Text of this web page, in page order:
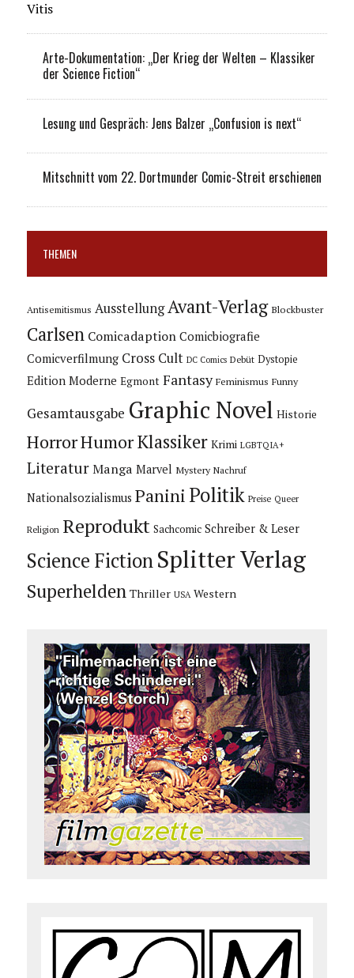
Vitis
Arte-Dokumentation: „Der Krieg der Welten – Klassiker
der Science Fiction“
Lesung und Gespräch: Jens Balzer „Confusion is next“
Mitschnitt vom 22. Dortmunder Comic-Streit erschienen
THEMEN
Antisemitismus Ausstellung Avant-Verlag Blockbuster
Carlsen Comicadaption Comicbiografie
Comicverfilmung Cross Cult DC Comics Debüt Dystopie
Edition Moderne Egmont Fantasy Feminismus Funny
Gesamtausgabe Graphic Novel Historie
HorrorHumorKlassiker Krimi LGBTQIA+
Literatur Manga Marvel Mystery Nachruf
Nationalsozialismus Panini Politik Preise Queer
Religion Reprodukt Sachcomic Schreiber & Leser
Science Fiction Splitter Verlag
Superhelden Thriller USA Western